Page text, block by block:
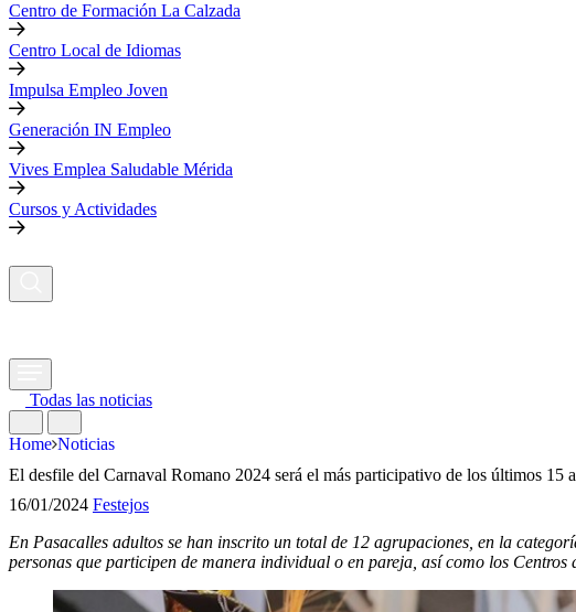
Centro de Formación La Calzada
Centro Local de Idiomas
Impulsa Empleo Joven
Generación IN Empleo
Vives Emplea Saludable Mérida
Cursos y Actividades
Todas las noticias
Home Noticias
El desfile del Carnaval Romano 2024 será el más participativo de los últimos 15
16/01/2024 Festejos
En Pasacalles adultos se han inscrito un total de 12 agrupaciones, en la
personas que participen de manera individual o en pareja, así como los Centros